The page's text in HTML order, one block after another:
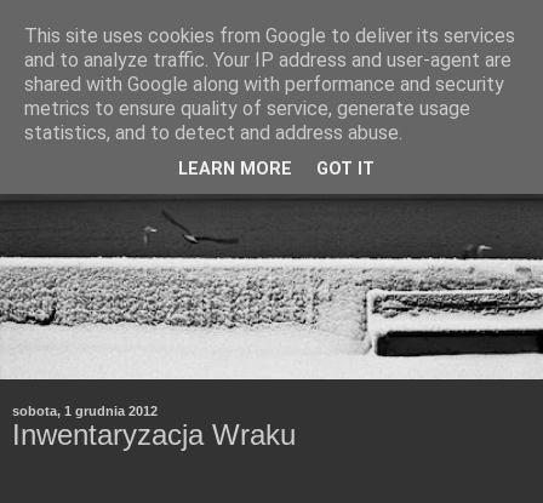
sobota, 1 grudnia 2012
Inwentaryzacja Wraku
This site uses cookies from Google to deliver its services
and to analyze traffic. Your IP address and user-agent are
shared with Google along with performance and security
metrics to ensure quality of service, generate usage
statistics, and to detect and address abuse.
LEARN MORE GOT IT